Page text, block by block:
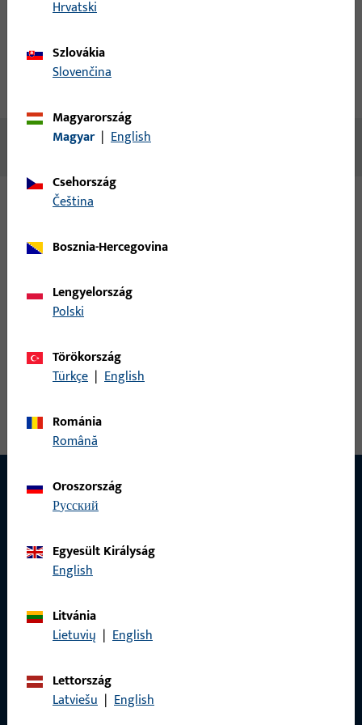
termékleírás
Nincs elérhető tartalom
sarokcsapágybak, teljes szélesség 18,95 mm, teljes hossz 130
Hrvatski
Szlovákia
Slovenčina
Magyarország
Magyar | English
Csehország
čeština
Bosznia-Hercegovina
Lengyelország
Polski
Törökország
Türkçe | English
Románia
Română
Oroszország
русский
Egyesült Királyság
English
Litvánia
Lietuvių | English
Lettország
Latviešu | English